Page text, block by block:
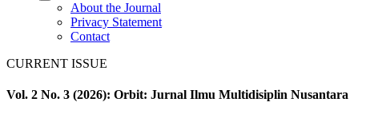
About the Journal
Privacy Statement
Contact
CURRENT ISSUE
Vol. 2 No. 3 (2026): Orbit: Jurnal Ilmu Multidisiplin Nusantara